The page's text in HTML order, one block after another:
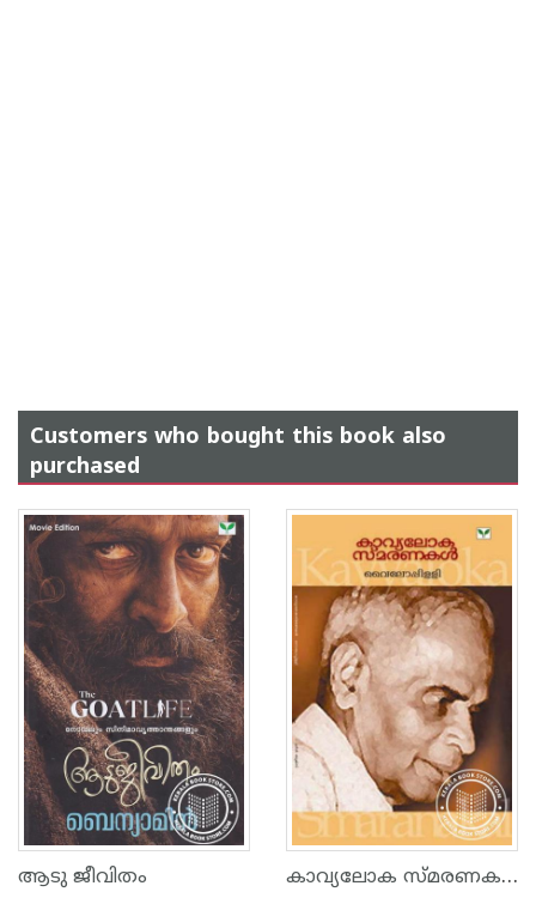
Customers who bought this book also
purchased
ആടു ജീവിതം കാവ്യലോക സ്മരണകള്‍